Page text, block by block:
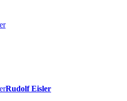
Rudolf Eisler